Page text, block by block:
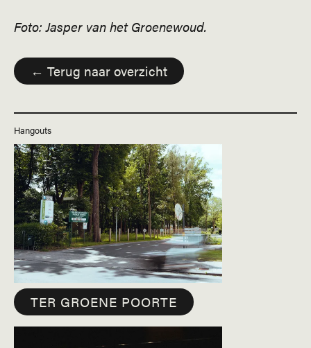
Foto: Jasper van het Groenewoud.
← Terug naar overzicht
Hangouts
TER GROENE POORTE